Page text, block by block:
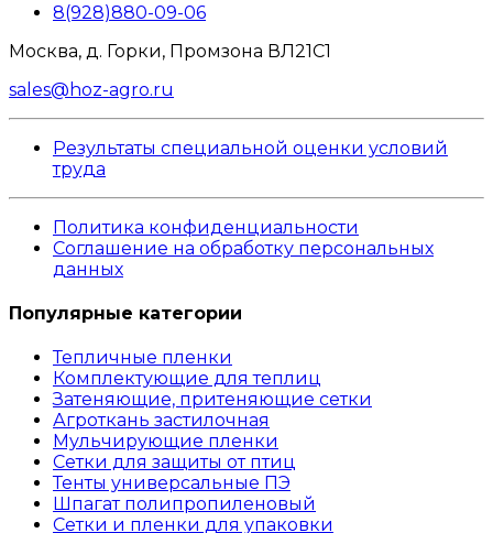
8(928)880-09-06
Москва, д. Горки, Промзона ВЛ21С1
sales@hoz-agro.ru
Результаты специальной оценки условий
труда
Политика конфиденциальности
Соглашение на обработку персональных
данных
Популярные категории
Тепличные пленки
Комплектующие для теплиц
Затеняющие, притеняющие сетки
Агроткань застилочная
Мульчирующие пленки
Сетки для защиты от птиц
Тенты универсальные ПЭ
Шпагат полипропиленовый
Сетки и пленки для упаковки